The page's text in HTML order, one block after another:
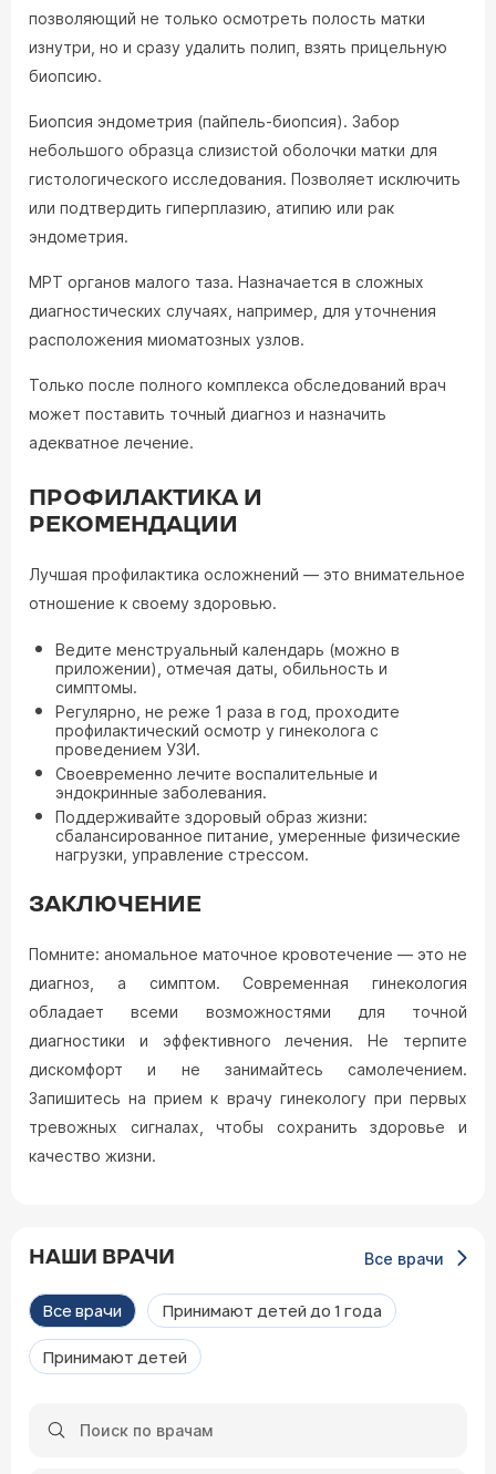
позволяющий не только осмотреть полость матки
изнутри, но и сразу удалить полип, взять прицельную
биопсию.
Биопсия эндометрия (пайпель-биопсия). Забор
небольшого образца слизистой оболочки матки для
гистологического исследования. Позволяет исключить
или подтвердить гиперплазию, атипию или рак
эндометрия.
МРТ органов малого таза. Назначается в сложных
диагностических случаях, например, для уточнения
расположения миоматозных узлов.
Только после полного комплекса обследований врач
может поставить точный диагноз и назначить
адекватное лечение.
ПРОФИЛАКТИКА И
РЕКОМЕНДАЦИИ
Лучшая профилактика осложнений — это внимательное
отношение к своему здоровью.
Ведите менструальный календарь (можно в
приложении), отмечая даты, обильность и
симптомы.
Регулярно, не реже 1 раза в год, проходите
профилактический осмотр у гинеколога с
проведением УЗИ.
Своевременно лечите воспалительные и
эндокринные заболевания.
Поддерживайте здоровый образ жизни:
сбалансированное питание, умеренные физические
нагрузки, управление стрессом.
ЗАКЛЮЧЕНИЕ
Помните: аномальное маточное кровотечение — это не
диагноз, а симптом. Современная гинекология
обладает всеми возможностями для точной
диагностики и эффективного лечения. Не терпите
дискомфорт и не занимайтесь самолечением.
Запишитесь на прием к врачу гинекологу при первых
тревожных сигналах, чтобы сохранить здоровье и
качество жизни.
НАШИ ВРАЧИ Все врачи
Все врачи Принимают детей до 1 года
Принимают детей